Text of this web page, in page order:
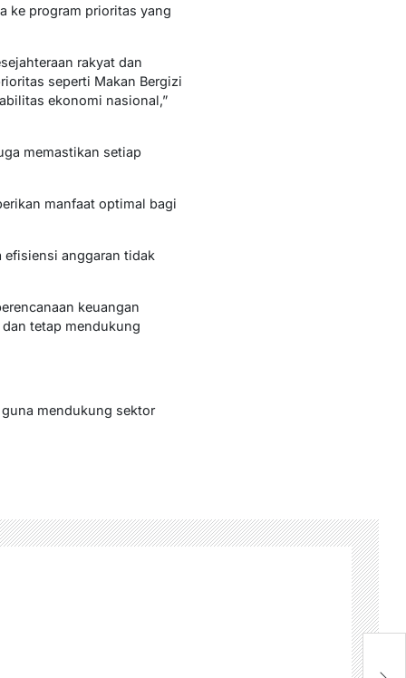
ke program prioritas yang
rakyat dan
seperti Makan Bergizi
ekonomi nasional,”
memastikan setiap
manfaat optimal bagi
efisiensi anggaran tidak
keuangan
tetap mendukung
mendukung sektor